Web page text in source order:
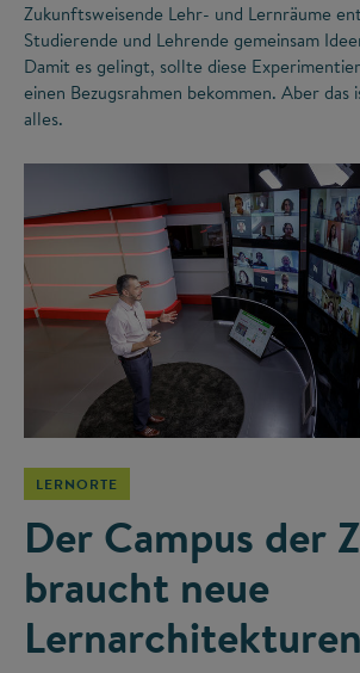
Zukunftsweisende Lehr- und Lernräume
Studierende und Lehrende gemeinsam
Damit es gelingt, sollte diese
einen Bezugsrahmen bekommen. Aber
alles.
LERNORTE
Der Campus der
braucht neue
Lernarchitekturen